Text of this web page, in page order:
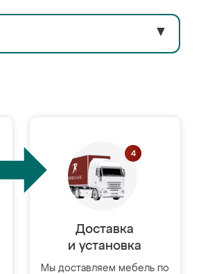
▼
Доставка
и установка
Мы доставляем мебель по